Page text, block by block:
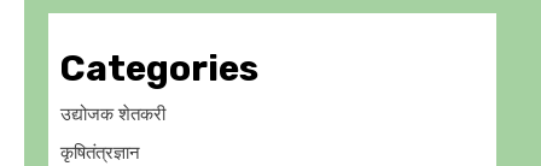
Categories
उद्योजक शेतकरी
कृषितंत्रज्ञान